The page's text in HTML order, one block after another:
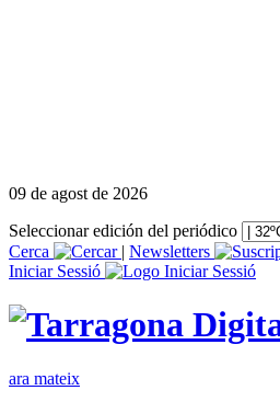
09 de agost de 2026
Seleccionar edición del periódico
Cerca
| Newsletters
Iniciar Sessió
ara mateix